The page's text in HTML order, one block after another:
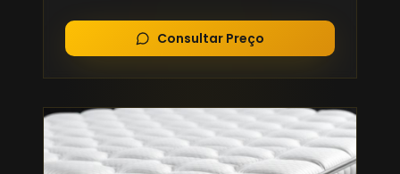
Consultar Preço